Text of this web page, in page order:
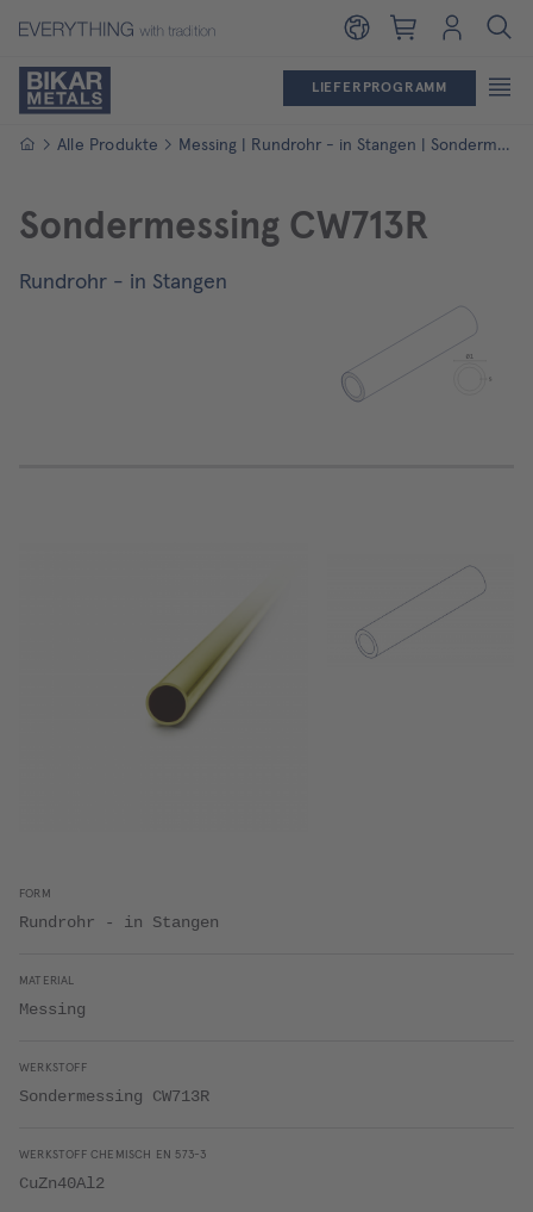
Warenkorb
Login
LIEFERPROGRAMM
StartseiteAlle Produkte Messing | Rundrohr - in Stangen | Sondermessing CW713R
Sondermessing CW713R
Rundrohr - in Stangen
FORM
Rundrohr - in Stangen
MATERIAL
Messing
WERKSTOFF
Sondermessing CW713R
WERKSTOFF CHEMISCH EN 573-3
CuZn40Al2